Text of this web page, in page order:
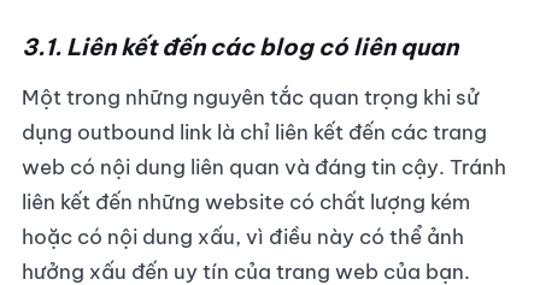
3.1. Liên kết đến các blog có liên quan
Một trong những nguyên tắc quan trọng khi sử
dụng outbound link là chỉ liên kết đến các trang
web có nội dung liên quan và đáng tin cậy. Tránh
liên kết đến những website có chất lượng kém
hoặc có nội dung xấu, vì điều này có thể ảnh
hưởng xấu đến uy tín của trang web của bạn.